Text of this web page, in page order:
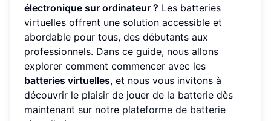
électronique sur ordinateur ? Les batteries
virtuelles offrent une solution accessible et
abordable pour tous, des débutants aux
professionnels. Dans ce guide, nous allons
explorer comment commencer avec les
batteries virtuelles, et nous vous invitons à
découvrir le plaisir de jouer de la batterie dès
maintenant sur notre plateforme de batterie